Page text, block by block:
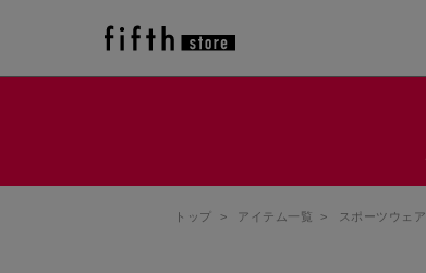
トップ > アイテム一覧 > スポーツウェア